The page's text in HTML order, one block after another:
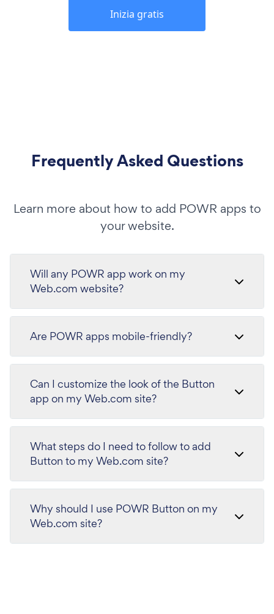
Inizia gratis
Frequently Asked Questions
Learn more about how to add POWR apps to
your website.
Will any POWR app work on my
Web.com website?
Are POWR apps mobile-friendly?
Can I customize the look of the Button
app on my Web.com site?
What steps do I need to follow to add
Button to my Web.com site?
Why should I use POWR Button on my
Web.com site?